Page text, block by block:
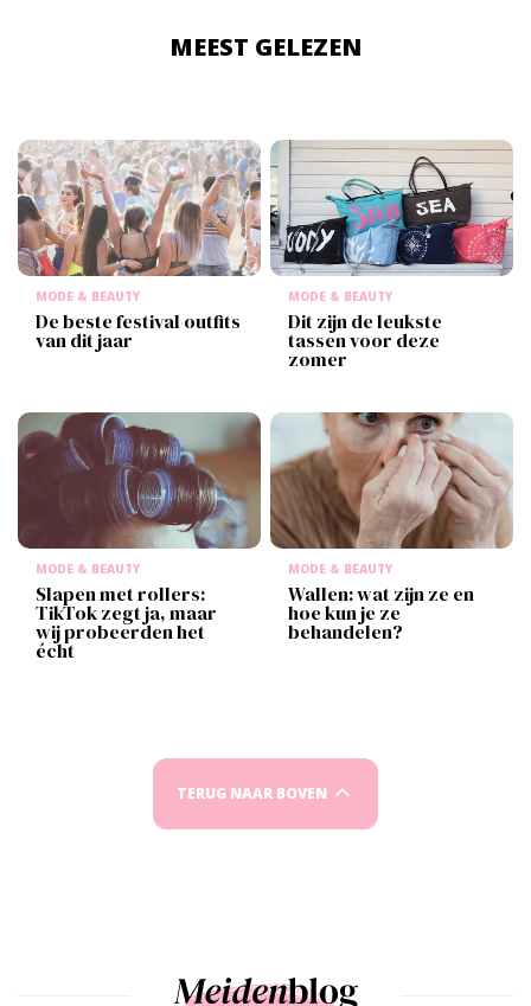
MEEST GELEZEN
MODE & BEAUTY
De beste festival outfits
van dit jaar
MODE & BEAUTY
Dit zijn de leukste
tassen voor deze
zomer
MODE & BEAUTY
Slapen met rollers:
TikTok zegt ja, maar
wij probeerden het
écht
MODE & BEAUTY
Wallen: wat zijn ze en
hoe kun je ze
behandelen?
TERUG NAAR BOVEN